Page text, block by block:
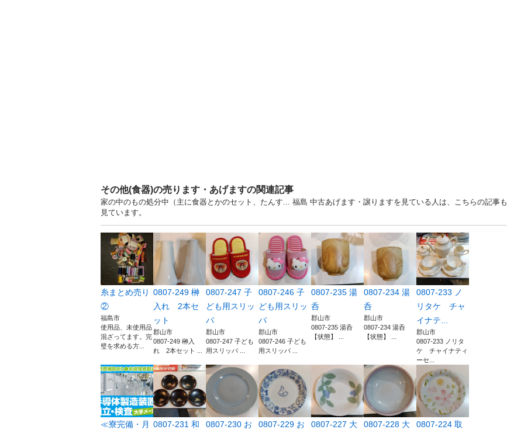
その他(食器)の売ります・あげますの関連記事
家の中のもの処分中（主に食器とかのセット、たんす... 福島 中古あげます・譲りますを見ている人は、こちらの記事も
見ています。
糸まとめ売り
②
福島市
使用品、未使用品
混ざってます。完
璧を求める方...
0807-249 榊
入れ 2本セ
ット
郡山市
0807-249 榊入
れ 2本セット ...
0807-247 子
ども用スリッ
パ
郡山市
0807-247 子ども
用スリッパ ...
0807-246 子
ども用スリッ
パ
郡山市
0807-246 子ども
用スリッパ ...
0807-235 湯
呑
郡山市
0807-235 湯呑
【状態】 ...
0807-234 湯
呑
郡山市
0807-234 湯呑
【状態】 ...
0807-233 ノ
リタケ チャ
イナテ...
郡山市
0807-233 ノリタ
ケ チャイナティ
ーセ...
≪寮完備・月 0807-231 和
0807-230 お
0807-229 お
0807-227 大
0807-228 大
0807-224 取